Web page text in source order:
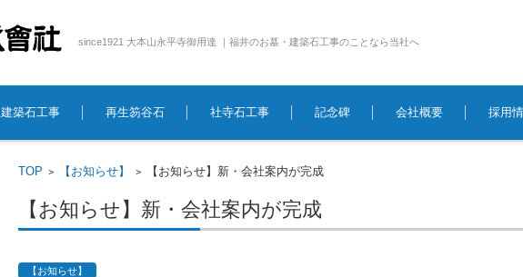
since1921 大本山永平寺御用達 ｜福井のお墓・建築石工事のことなら当社へ
建築石工事 再生笏谷石 社寺石工事 記念碑 会社概要 採用
TOP > 【お知らせ】 > 【お知らせ】新・会社案内が完成
【お知らせ】新・会社案内が完成
【お知らせ】